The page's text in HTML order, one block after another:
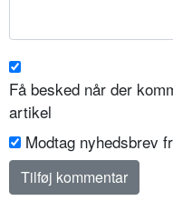
Få besked når der
artikel
Modtag nyhedsbrev